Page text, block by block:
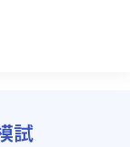
試